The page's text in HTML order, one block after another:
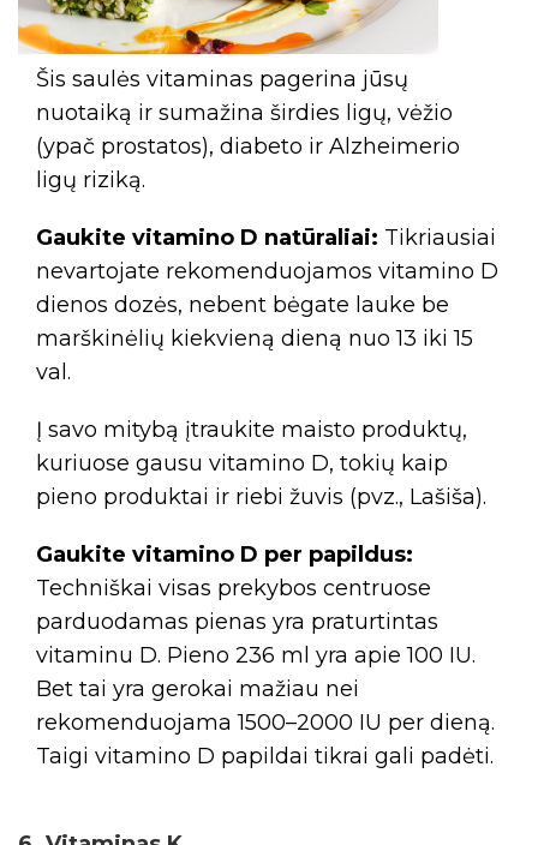
Šis saulės vitaminas pagerina jūsų
nuotaiką ir sumažina širdies ligų, vėžio
(ypač prostatos), diabeto ir Alzheimerio
ligų riziką.
Gaukite vitamino D natūraliai: Tikriausiai
nevartojate rekomenduojamos vitamino D
dienos dozės, nebent bėgate lauke be
marškinėlių kiekvieną dieną nuo 13 iki 15
val.
Į savo mitybą įtraukite maisto produktų,
kuriuose gausu vitamino D, tokių kaip
pieno produktai ir riebi žuvis (pvz., Lašiša).
Gaukite vitamino D per papildus:
Techniškai visas prekybos centruose
parduodamas pienas yra praturtintas
vitaminu D. Pieno 236 ml yra apie 100 IU.
Bet tai yra gerokai mažiau nei
rekomenduojama 1500–2000 IU per dieną.
Taigi vitamino D papildai tikrai gali padėti.